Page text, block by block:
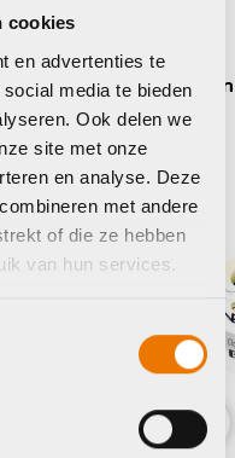
cookies
en advertenties te
media te bieden
Ook delen we
site met onze
en analyse. Deze
met andere
of die ze hebben
van hun services.